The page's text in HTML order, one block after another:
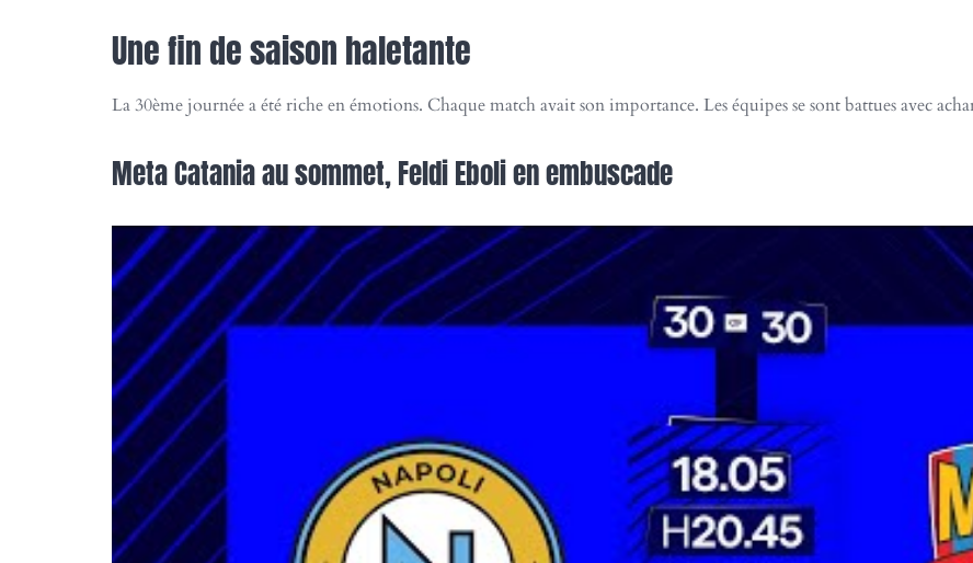
Une fin de saison haletante
La 30ème journée a été riche en émotions. Chaque match avait son importance. Les équipes se sont battues avec
Meta Catania au sommet, Feldi Eboli en embuscade